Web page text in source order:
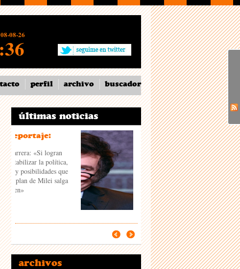
08-26
perfil archivo buscador
últimas noticias
logran
política,
que
salga
medios:
Por decreto, Milei
convierte a Télam en
una agencia de
propaganda estatal
archivos